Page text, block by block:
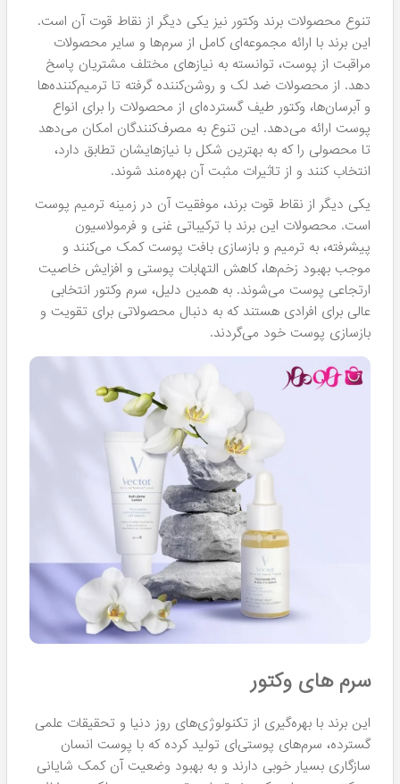
تنوع محصولات برند وکتور نیز یکی دیگر از نقاط قوت آن است.
این برند با ارائه مجموعه‌ای کامل از سرم‌ها و سایر محصولات
مراقبت از پوست، توانسته به نیازهای مختلف مشتریان پاسخ
دهد. از محصولات ضد لک و روشن‌کننده گرفته تا ترمیم‌کننده‌ها
و آبرسان‌ها، وکتور طیف گسترده‌ای از محصولات را برای انواع
پوست ارائه می‌دهد. این تنوع به مصرف‌کنندگان امکان می‌دهد
تا محصولی را که به بهترین شکل با نیازهایشان تطابق دارد،
انتخاب کنند و از تاثیرات مثبت آن بهره‌مند شوند.
یکی دیگر از نقاط قوت برند، موفقیت آن در زمینه ترمیم پوست
است. محصولات این برند با ترکیباتی غنی و فرمولاسیون
پیشرفته، به ترمیم و بازسازی بافت پوست کمک می‌کنند و
موجب بهبود زخم‌ها، کاهش التهابات پوستی و افزایش خاصیت
ارتجاعی پوست می‌شوند. به همین دلیل، سرم‌ وکتور انتخابی
عالی برای افرادی هستند که به دنبال محصولاتی برای تقویت و
بازسازی پوست خود می‌گردند.
سرم های وکتور
این برند با بهره‌گیری از تکنولوژی‌های روز دنیا و تحقیقات علمی
گسترده، سرم‌های پوستی‌ای تولید کرده که با پوست انسان
سازگاری بسیار خوبی دارند و به بهبود وضعیت آن کمک شایانی